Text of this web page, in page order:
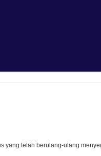
telah berulang-ulang